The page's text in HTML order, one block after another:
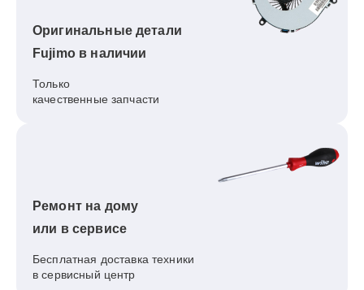
Оригинальные детали
Fujimo в наличии
Только
качественные запчасти
Ремонт на дому
или в сервисе
Бесплатная доставка техники
в сервисный центр